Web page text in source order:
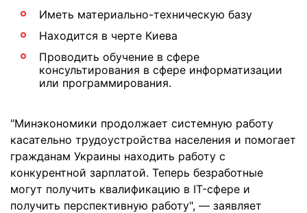
Иметь материально-техническую базу
Находится в черте Киева
Проводить обучение в сфере
консультирования в сфере информатизации
или программирования.
"Минэкономики продолжает системную работу
касательно трудоустройства населения и помогает
гражданам Украины находить работу с
конкурентной зарплатой. Теперь безработные
могут получить квалификацию в IT-сфере и
получить перспективную работу", — заявляет